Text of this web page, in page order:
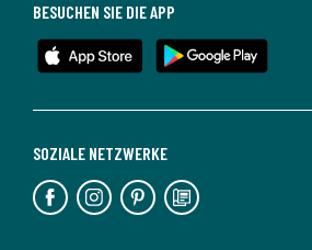
SOZIALE NETZWERKE
BESUCHEN SIE DIE APP